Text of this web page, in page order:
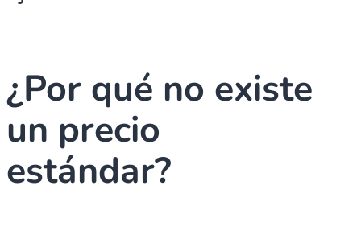
¿Por qué no existe
un precio
estándar?